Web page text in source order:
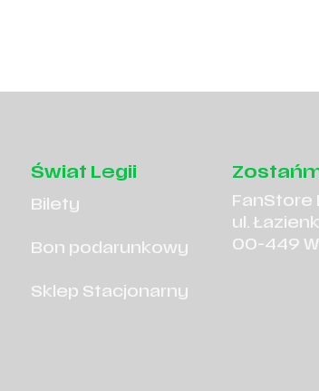
Świat Legii
Bilety
Bon podarunkowy
Sklep Stacjonarny
FanStore
ul.
00-449